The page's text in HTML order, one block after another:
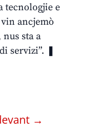
tecnologjie e
ancjemò
sta a
servizi”. ❚
→